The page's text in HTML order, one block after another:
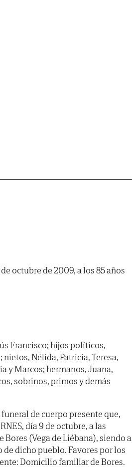
octubre de 2009, a los 85 años
Francisco; hijos políticos,
nietos, Nélida, Patricia, Teresa,
y Marcos; hermanos, Juana,
sobrinos, primos y demás
de cuerpo presente que,
día 9 de octubre, a las
Bores (Vega de Liébana), siendo a
dicho pueblo. Favores por los
Domicilio familiar de Bores.